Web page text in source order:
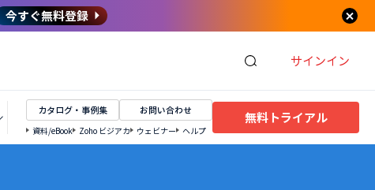
今すぐ無料登録
サインイン
カタログ・事例集 お問い合わせ
資料/eBook Zoho ビジアカ ウェビナー ヘルプ
無料トライアル